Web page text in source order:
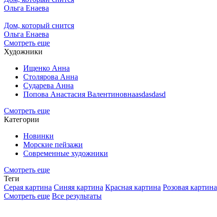
Ольга Енаева
Дом, который снится
Ольга Енаева
Смотреть еще
Художники
Ищенко Анна
Столярова Анна
Сударева Анна
Попова Анастасия Валентиновнаasdasdasd
Смотреть еще
Категории
Новинки
Морские пейзажи
Современные художники
Смотреть еще
Теги
Серая картина Синяя картина Красная картина Розовая картина
Смотреть еще Все результаты